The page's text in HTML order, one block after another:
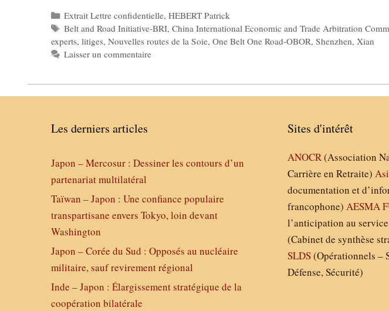
Catégories
Extrait Lettre confidentielle,HEBERT Patrick
Étiquettes
Belt and Road Initiative-BRI,China International Economic and Trade Arbitration
experts, litiges, Nouvelles routes de la Soie, One Belt One Road-OBOR, Shenzhen, Xian
Laisser un commentaire
Les derniers articles
Japon – Mercosur : Dessiner les contours d’un
partenariat multilatéral
Taïwan – Japon : Une confiance populaire
transpartisane envers Tokyo, loin devant
Washington
Japon – Corée du Sud : Opposés au nucléaire
militaire, sauf revirement régional
Inde – Japon : Élargissement stratégique de la
coopération bilatérale
Sites d'intérêt
ANOCR(Association
Carrière en Retraite)
documentation et
francophone)AESMA
l’anticipation au
(Cabinet de synthèse
SLDS(Opérationnels –
Défense, Sécurité)